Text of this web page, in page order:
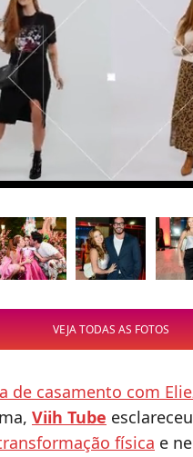
VEJA TODAS AS FOTOS
de casamento com
Viih Tube
física e